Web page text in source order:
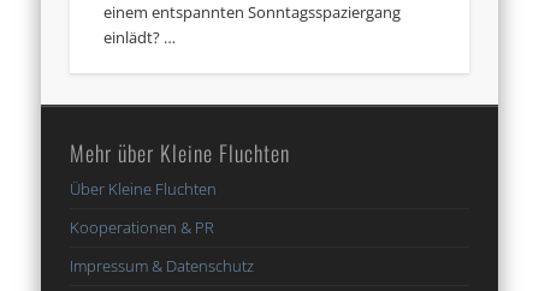
einem entspannten Sonntagsspaziergang
einlädt? …
Mehr über Kleine Fluchten
Über Kleine Fluchten
Kooperationen & PR
Impressum & Datenschutz